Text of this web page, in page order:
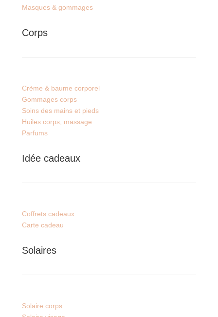
Masques & gommages
Corps
Crème & baume corporel
Gommages corps
Soins des mains et pieds
Huiles corps, massage
Parfums
Idée cadeaux
Coffrets cadeaux
Carte cadeau
Solaires
Solaire corps